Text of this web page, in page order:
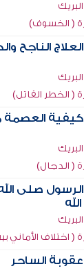
( الخسوف)
العلاج الناجح
الخطر القاتل)
كيفية العصمة
( الدجال)
الرسول صلى
اختلاف الأماني
عقوبة الساحر